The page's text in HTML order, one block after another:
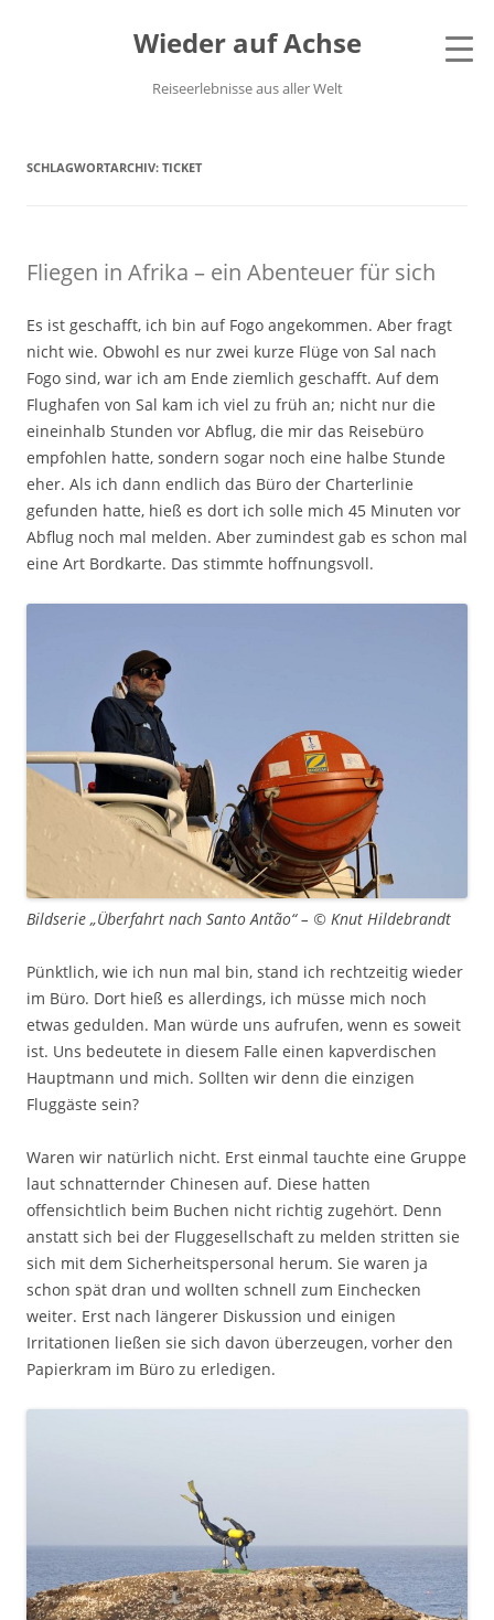
Wieder auf Achse
Reiseerlebnisse aus aller Welt
SCHLAGWORTARCHIV: TICKET
Fliegen in Afrika – ein Abenteuer für sich
Es ist geschafft, ich bin auf Fogo angekommen. Aber fragt
nicht wie. Obwohl es nur zwei kurze Flüge von Sal nach
Fogo sind, war ich am Ende ziemlich geschafft. Auf dem
Flughafen von Sal kam ich viel zu früh an; nicht nur die
eineinhalb Stunden vor Abflug, die mir das Reisebüro
empfohlen hatte, sondern sogar noch eine halbe Stunde
eher. Als ich dann endlich das Büro der Charterlinie
gefunden hatte, hieß es dort ich solle mich 45 Minuten vor
Abflug noch mal melden. Aber zumindest gab es schon mal
eine Art Bordkarte. Das stimmte hoffnungsvoll.
Bildserie „Überfahrt nach Santo Antão“ – © Knut Hildebrandt
Pünktlich, wie ich nun mal bin, stand ich rechtzeitig wieder
im Büro. Dort hieß es allerdings, ich müsse mich noch
etwas gedulden. Man würde uns aufrufen, wenn es soweit
ist. Uns bedeutete in diesem Falle einen kapverdischen
Hauptmann und mich. Sollten wir denn die einzigen
Fluggäste sein?
Waren wir natürlich nicht. Erst einmal tauchte eine Gruppe
laut schnatternder Chinesen auf. Diese hatten
offensichtlich beim Buchen nicht richtig zugehört. Denn
anstatt sich bei der Fluggesellschaft zu melden stritten sie
sich mit dem Sicherheitspersonal herum. Sie waren ja
schon spät dran und wollten schnell zum Einchecken
weiter. Erst nach längerer Diskussion und einigen
Irritationen ließen sie sich davon überzeugen, vorher den
Papierkram im Büro zu erledigen.